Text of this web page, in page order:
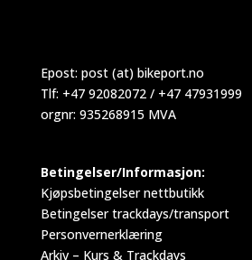
Epost: post (at) bikeport.no
Tlf: +47 92082072 / +47 47931999
orgnr: 935268915 MVA
Betingelser/Informasjon:
Kjøpsbetingelser nettbutikk
Betingelser trackdays/transport
Personvernerklæring
Arkiv – Kurs & Trackdays